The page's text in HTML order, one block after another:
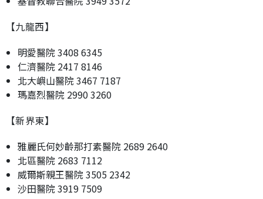
【九龍西】
明愛醫院 3408 6345
仁濟醫院 2417 8146
北大嶼山醫院 3467 7187
瑪嘉烈醫院 2990 3260
【新界東】
雅麗氏何妙齡那打素醫院 2689 2640
北區醫院 2683 7112
威爾斯親王醫院 3505 2342
沙田醫院 3919 7509